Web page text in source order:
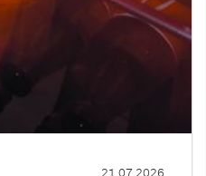
21.07.2026